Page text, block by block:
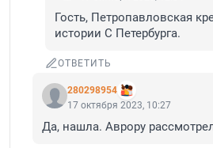
Гость, Петропавловская
истории С Петербурга.
ОТВЕТИТЬ
280298954
17 октября 2023, 10:27
Да, нашла. Аврору